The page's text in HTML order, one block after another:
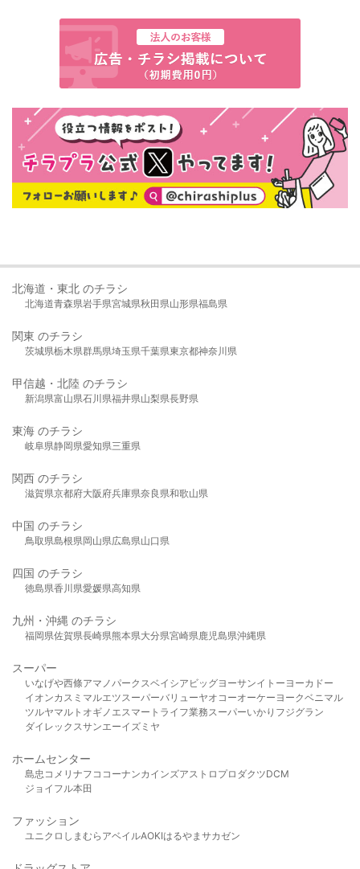
北海道・東北 のチラシ
北海道青森県岩手県宮城県秋田県山形県福島県
関東 のチラシ
茨城県栃木県群馬県埼玉県千葉県東京都神奈川県
甲信越・北陸 のチラシ
新潟県富山県石川県福井県山梨県長野県
東海 のチラシ
岐阜県静岡県愛知県三重県
関西 のチラシ
滋賀県京都府大阪府兵庫県奈良県和歌山県
中国 のチラシ
鳥取県島根県岡山県広島県山口県
四国 のチラシ
徳島県香川県愛媛県高知県
九州・沖縄 のチラシ
福岡県佐賀県長崎県熊本県大分県宮崎県鹿児島県沖縄県
スーパー
いなげや西條アマノパークスベイシア ビッグヨーサンイトーヨーカドー
イオンカスミ マルエツスーパーバリューヤオコーオーケー ヨークベニマル
ツルヤマルト オギノ エスマート ライフ業務スーパーいかり フジグラン
ダイレックスサンエーイズミヤ
ホームセンター
島忠 コメリ ナフコ コーナンカインズアストロプロダクツDCM
ジョイフル本田
ファッション
ユニクロ しまむら アベイルAOKIはるやま サカゼン